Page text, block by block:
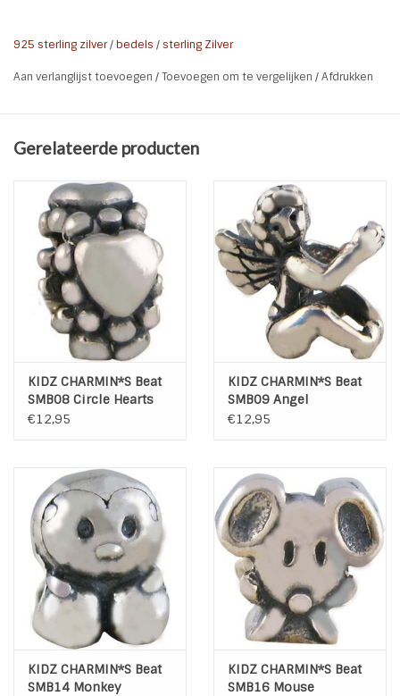
voor een op maat gemaakte natural stones armband.
* Gat grootte:
925 sterling zilver/bedels /sterling Zilver
Aan verlanglijst toevoegen /Toevoegen om te vergelijken /Afdrukken
Gerelateerde producten
KIDZ CHARMIN*S Beat
SMB08 Circle Hearts
€12,95
KIDZ CHARMIN*S Beat
SMB09 Angel
€12,95
KIDZ CHARMIN*S Beat
SMB14 Monkey
KIDZ CHARMIN*S Beat
SMB16 Mouse